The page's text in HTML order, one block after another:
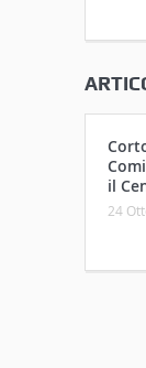
il
24